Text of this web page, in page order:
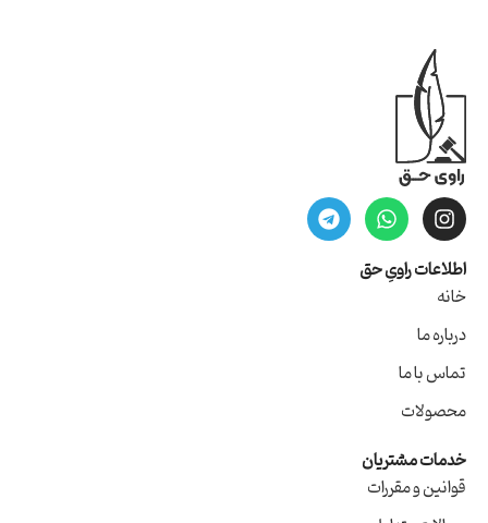
اطلاعات راویِ حق
خانه
درباره ما
تماس با ما
محصولات
خدمات مشتریان
قوانین و مقررات